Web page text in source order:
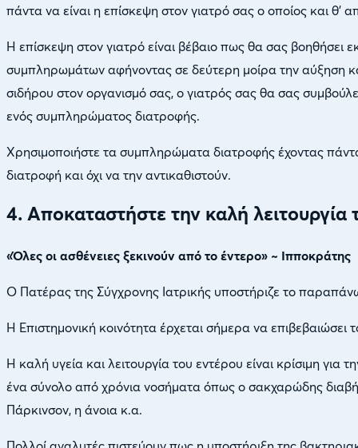
πάντα να είναι η επίσκεψη στον γιατρό σας ο οποίος και
Η επίσκεψη στον γιατρό είναι βέβαιο πως θα σας
συμπληρωμάτων αφήνοντας σε δεύτερη μοίρα την αύξηση
σιδήρου στον οργανισμό σας, ο γιατρός σας θα σας
ενός συμπληρώματος διατροφής.
Χρησιμοποιήστε τα συμπληρώματα διατροφής έχοντας
διατροφή και όχι να την αντικαθιστούν.
4. Αποκαταστήστε την καλή λειτουργία
«Όλες οι ασθένειες ξεκινούν από το έντερο» ~ Ιπποκράτης
Ο Πατέρας της Σύγχρονης Ιατρικής υποστήριζε το
Η Επιστημονική κοινότητα έρχεται σήμερα να
Η καλή υγεία και λειτουργία του εντέρου είναι κρίσιμη
ένα σύνολο από χρόνια νοσήματα όπως ο σακχαρώδης
Πάρκινσον, η άνοια κ.α.